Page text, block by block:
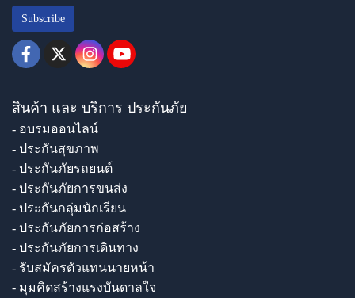
Subscribe
สินค้า และ บริการ ประกันภัย
- อบรมออนไลน์
- ประกันสุขภาพ
- ประกันภัยรถยนต์
- ประกันภัยการขนส่ง
- ประกันกลุ่มนักเรียน
- ประกันภัยการก่อสร้าง
- ประกันภัยการเดินทาง
- รับสมัครตัวแทนนายหน้า
- มุมคิดสร้างแรงบันดาลใจ